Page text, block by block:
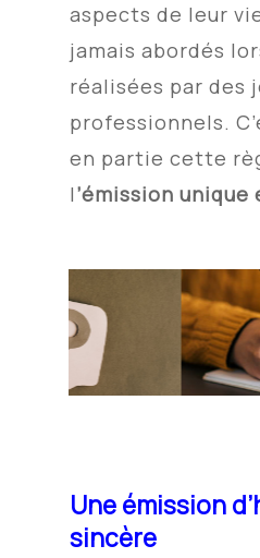
aspects de leur
jamais abordés
réalisées par des
professionnels.
en partie cette
l’émission
Une émission
sincère